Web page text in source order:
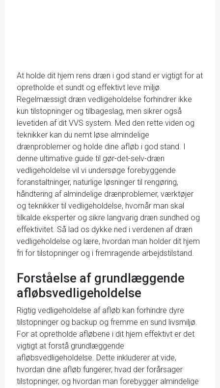
At holde dit hjem rens dræn i god stand er vigtigt for at
opretholde et sundt og effektivt leve miljø.
Regelmæssigt dræn vedligeholdelse forhindrer ikke
kun tilstopninger og tilbageslag, men sikrer også
levetiden af dit VVS system. Med den rette viden og
teknikker kan du nemt løse almindelige
drænproblemer og holde dine afløb i god stand. I
denne ultimative guide til gør-det-selv-dræn
vedligeholdelse vil vi undersøge forebyggende
foranstaltninger, naturlige løsninger til rengøring,
håndtering af almindelige drænproblemer, værktøjer
og teknikker til vedligeholdelse, hvornår man skal
tilkalde eksperter og sikre langvarig dræn sundhed og
effektivitet. Så lad os dykke ned i verdenen af dræn
vedligeholdelse og lære, hvordan man holder dit hjem
fri for tilstopninger og i fremragende arbejdstilstand.
Forståelse af grundlæggende
afløbsvedligeholdelse
Rigtig vedligeholdelse af afløb kan forhindre dyre
tilstopninger og backup og fremme en sund livsmiljø.
For at opretholde afløbene i dit hjem effektivt er det
vigtigt at forstå grundlæggende
afløbsvedligeholdelse. Dette inkluderer at vide,
hvordan dine afløb fungerer, hvad der forårsager
tilstopninger, og hvordan man forebygger almindelige